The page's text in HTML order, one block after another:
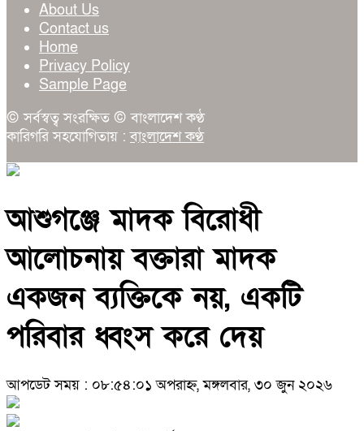
About Us
Contact us
Home
Privacy Policy
Sample Page
© সর্বস্বত্ব সংরক্ষিত © বাংলাদেশ কণ্ঠ
কারিগরি সহযোগিতায় :বাংলাদেশ কণ্ঠ
আশুগঞ্জে মাদক বিরোধী
আলোচনায় বক্তারা মাদক
একজন ব্যক্তিকে নয়, একটি
পরিবার ধ্বংস করে দেয়
আপডেট সময় : ০৮:৫৪:০১ অপরাহ্ন, মঙ্গলবার, ৩০ জুন ২০২৬